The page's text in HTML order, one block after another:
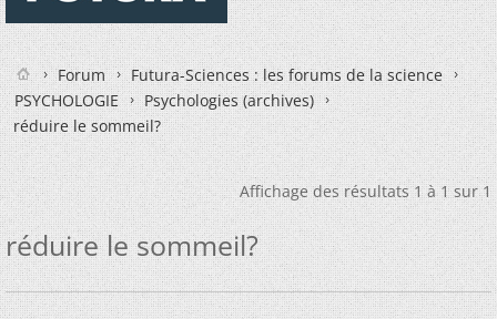
Forum
Futura-Sciences : les forums de la science
PSYCHOLOGIE
Psychologies (archives)
réduire le sommeil?
Affichage des résultats 1 à 1 sur 1
réduire le sommeil?